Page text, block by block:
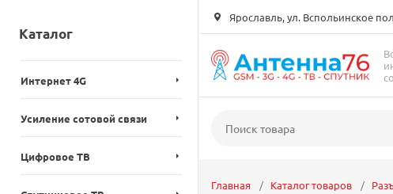
Ярославль, ул. Вспольинское
Каталог
Интернет 4G
Усиление сотовой связи
Цифровое ТВ
Главная Каталог товаров